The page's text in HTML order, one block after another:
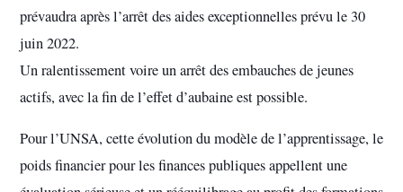
prévaudra après l’arrêt des aides exceptionnelles prévu le 30
juin 2022.
Un ralentissement voire un arrêt des embauches de jeunes
actifs, avec la fin de l’effet d’aubaine est possible.
Pour l’UNSA, cette évolution du modèle de l’apprentissage, le
poids financier pour les finances publiques appellent une